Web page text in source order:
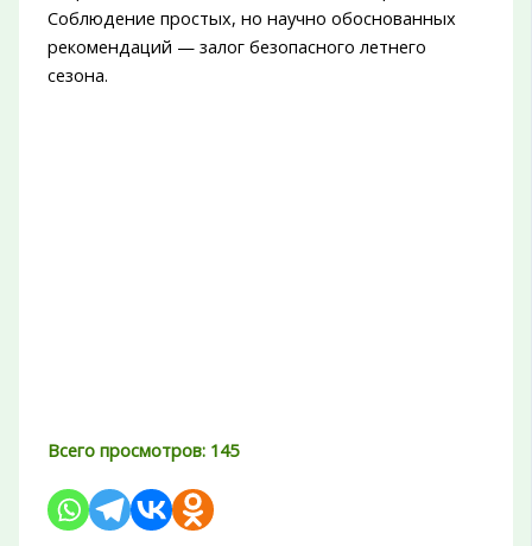
Соблюдение простых, но научно обоснованных
рекомендаций — залог безопасного летнего
сезона.
Всего просмотров: 145